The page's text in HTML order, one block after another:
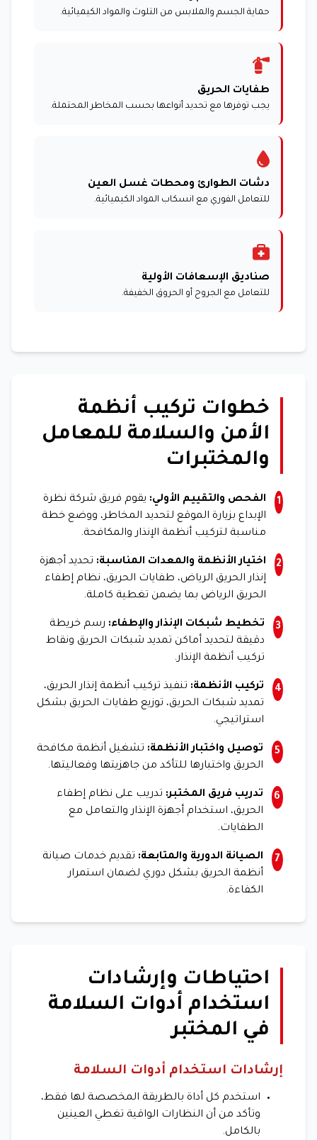
حماية الجسم والملابس من التلوث والمواد الكيميائية.
طفايات الحريق
يجب توفرها مع تحديد أنواعها بحسب المخاطر المحتملة.
دشات الطوارئ ومحطات غسل العين
للتعامل الفوري مع انسكاب المواد الكيميائية.
صناديق الإسعافات الأولية
للتعامل مع الجروح أو الحروق الخفيفة.
خطوات تركيب أنظمة
الأمن والسلامة للمعامل
والمختبرات
1 الفحص والتقييم الأولي: يقوم فريق شركة نظرة
الإبداع بزيارة الموقع لتحديد المخاطر، ووضع خطة
مناسبة لتركيب أنظمة الإنذار والمكافحة.
2 اختيار الأنظمة والمعدات المناسبة: تحديد أجهزة
إنذار الحريق الرياض، طفايات الحريق، نظام إطفاء
الحريق الرياض بما يضمن تغطية كاملة.
3 تخطيط شبكات الإنذار والإطفاء: رسم خريطة
دقيقة لتحديد أماكن تمديد شبكات الحريق ونقاط
تركيب أنظمة الإنذار.
4 تركيب الأنظمة: تنفيذ تركيب أنظمة إنذار الحريق،
تمديد شبكات الحريق، توزيع طفايات الحريق بشكل
استراتيجي.
5 توصيل واختبار الأنظمة: تشغيل أنظمة مكافحة
الحريق واختبارها للتأكد من جاهزيتها وفعاليتها.
6 تدريب فريق المختبر: تدريب على نظام إطفاء
الحريق، استخدام أجهزة الإنذار والتعامل مع
الطفايات.
7 الصيانة الدورية والمتابعة: تقديم خدمات صيانة
أنظمة الحريق بشكل دوري لضمان استمرار
الكفاءة.
احتياطات وإرشادات
استخدام أدوات السلامة
في المختبر
إرشادات استخدام أدوات السلامة
استخدم كل أداة بالطريقة المخصصة لها فقط،
وتأكد من أن النظارات الواقية تغطي العينين
بالكامل.